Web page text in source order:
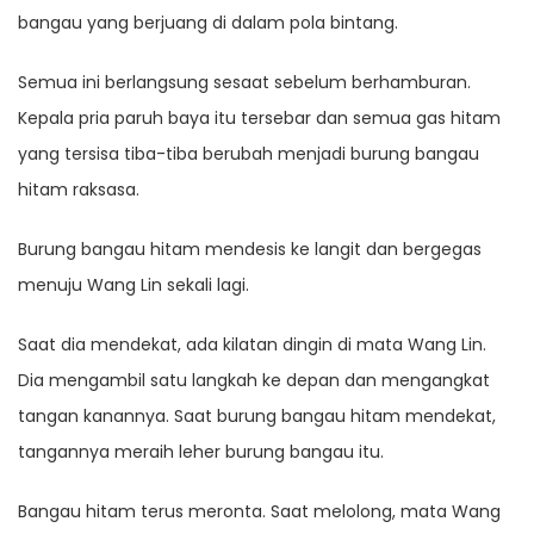
bangau yang berjuang di dalam pola bintang.
Semua ini berlangsung sesaat sebelum berhamburan.
Kepala pria paruh baya itu tersebar dan semua gas hitam
yang tersisa tiba-tiba berubah menjadi burung bangau
hitam raksasa.
Burung bangau hitam mendesis ke langit dan bergegas
menuju Wang Lin sekali lagi.
Saat dia mendekat, ada kilatan dingin di mata Wang Lin.
Dia mengambil satu langkah ke depan dan mengangkat
tangan kanannya. Saat burung bangau hitam mendekat,
tangannya meraih leher burung bangau itu.
Bangau hitam terus meronta. Saat melolong, mata Wang